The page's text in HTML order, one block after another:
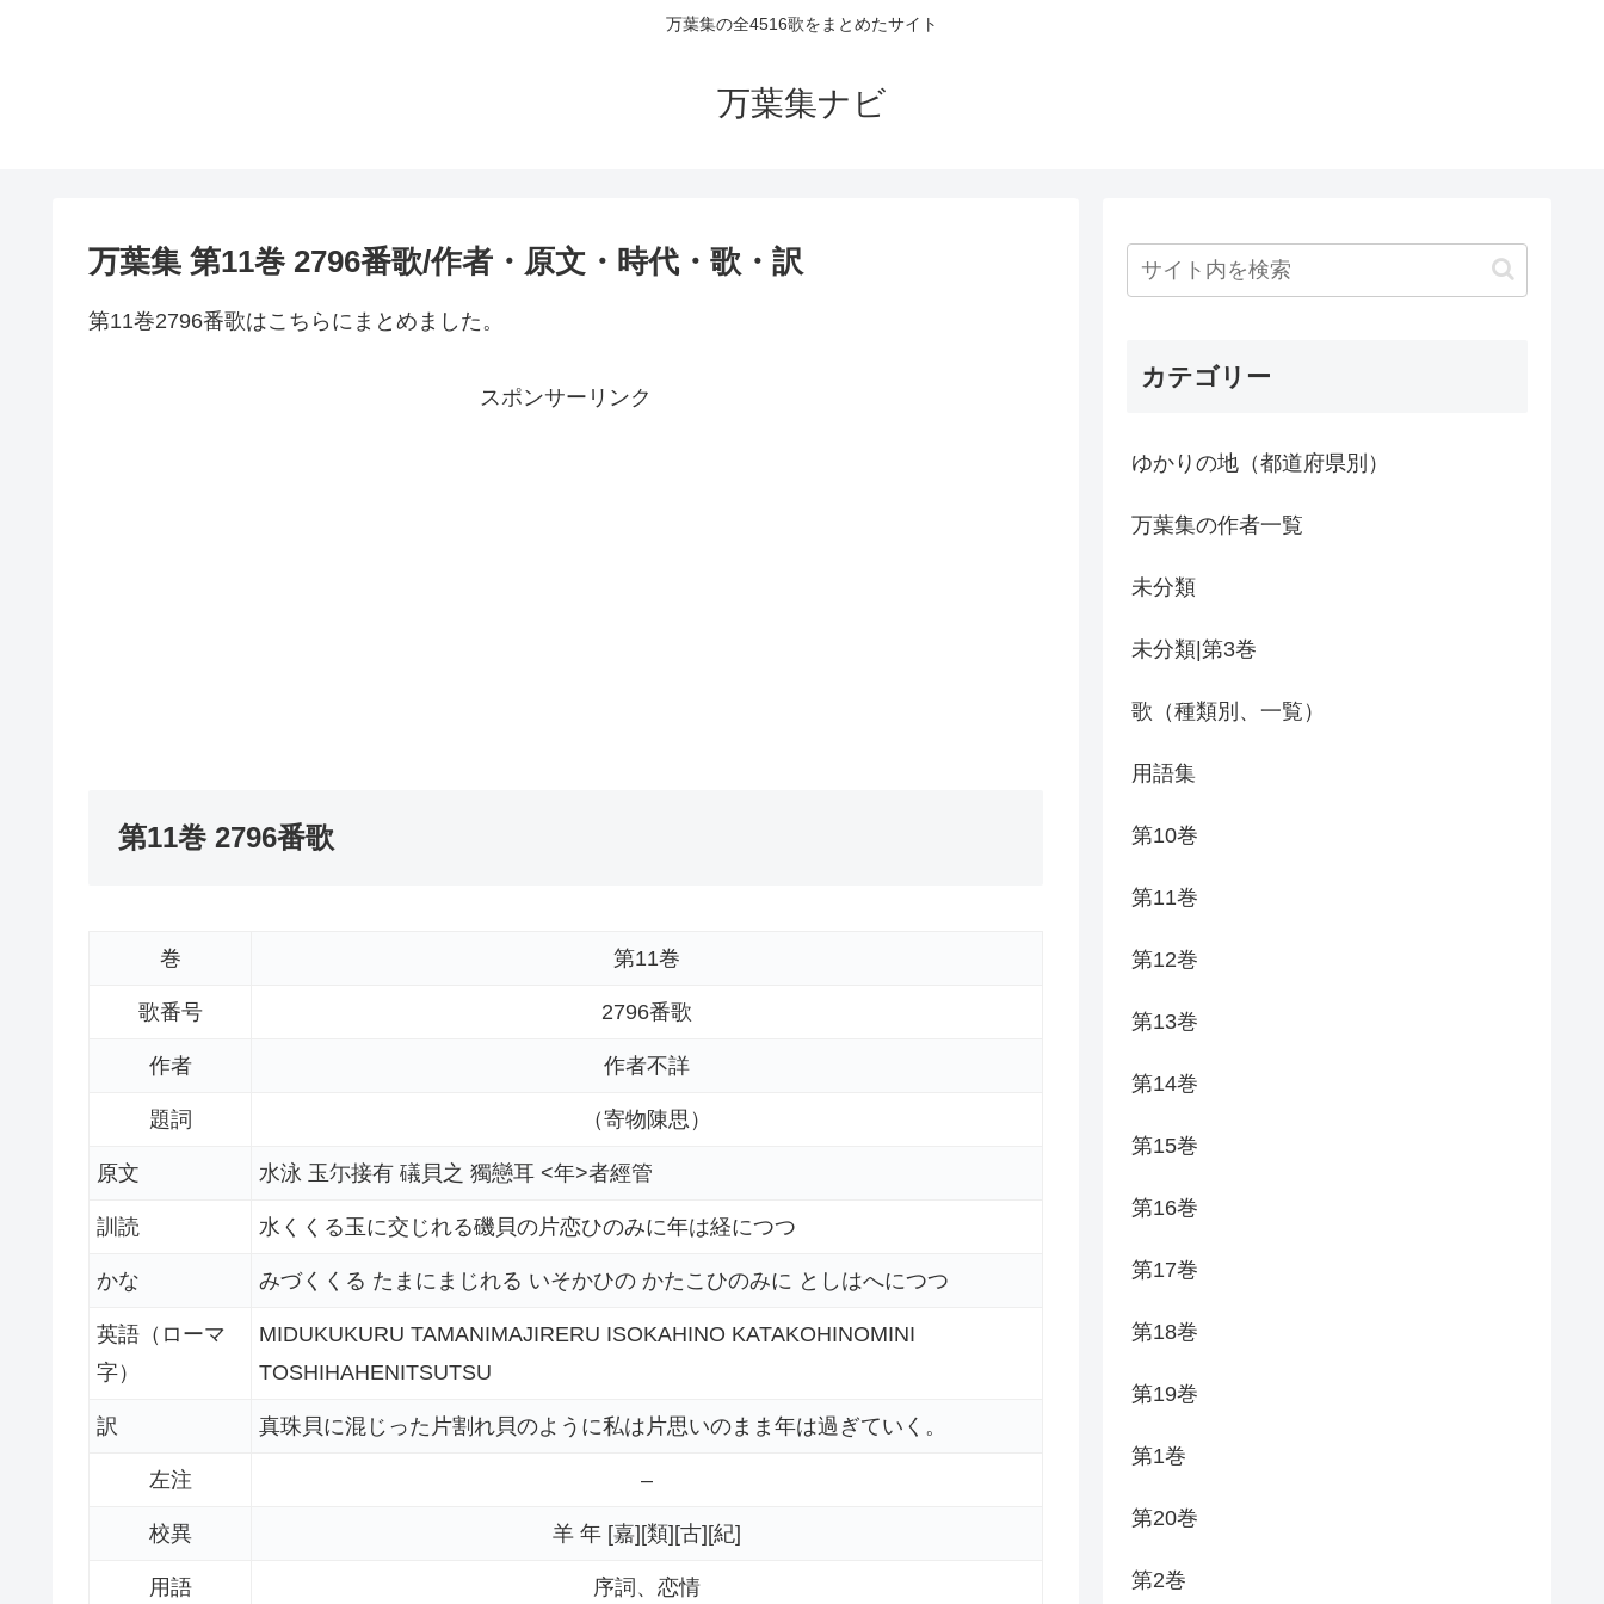
万葉集の全4516歌をまとめたサイト
万葉集ナビ
万葉集 第11巻 2796番歌/作者・原文・時代・歌・訳
第11巻2796番歌はこちらにまとめました。
スポンサーリンク
第11巻 2796番歌
巻 第11巻
歌番号 2796番歌
作者 作者不詳
題詞 （寄物陳思）
原文 水泳 玉尓接有 礒貝之 獨戀耳 <年>者經管
訓読 水くくる玉に交じれる磯貝の片恋ひのみに年は経につつ
かな みづくくる たまにまじれる いそかひの かたこひのみに としはへにつつ
英語（ローマ
字）
MIDUKUKURU TAMANIMAJIRERU ISOKAHINO KATAKOHINOMINI
TOSHIHAHENITSUTSU
訳 真珠貝に混じった片割れ貝のように私は片思いのまま年は過ぎていく。
左注 –
校異 羊 年 [嘉][類][古][紀]
用語 序詞、恋情
カテゴリー
ゆかりの地（都道府県別）
万葉集の作者一覧
未分類
未分類|第3巻
歌（種類別、一覧）
用語集
第10巻
第11巻
第12巻
第13巻
第14巻
第15巻
第16巻
第17巻
第18巻
第19巻
第1巻
第20巻
第2巻